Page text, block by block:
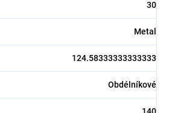
30
Metal
124.58333333333333
Obdélníkové